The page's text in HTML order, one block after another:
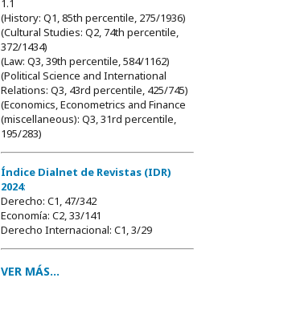
1.1
(History: Q1, 85th percentile, 275/1936)
(Cultural Studies: Q2, 74th percentile,
372/1434)
(Law: Q3, 39th percentile, 584/1162)
(Political Science and International
Relations: Q3, 43rd percentile, 425/745)
(Economics, Econometrics and Finance
(miscellaneous): Q3, 31rd percentile,
195/283)
Índice Dialnet de Revistas (IDR)
2024:
Derecho: C1, 47/342
Economía: C2, 33/141
Derecho Internacional: C1, 3/29
VER MÁS...